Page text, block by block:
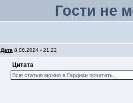
Гости не
Дата 8.08.2024 - 21:22
Цитата
Всю статью можно в Гардиан почитать.